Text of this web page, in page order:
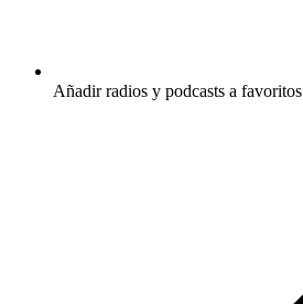
Añadir radios y podcasts a favoritos